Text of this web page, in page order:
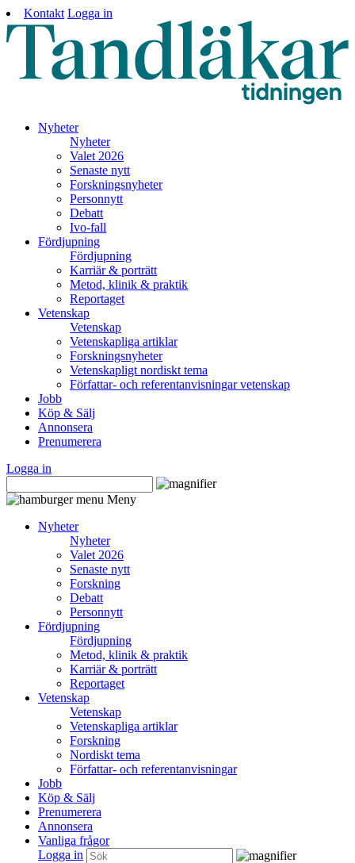
Kontakt Logga in
Nyheter
Nyheter
Valet 2026
Senaste nytt
Forskningsnyheter
Personnytt
Debatt
Ivo-fall
Fördjupning
Fördjupning
Karriär & porträtt
Metod, klinik & praktik
Reportaget
Vetenskap
Vetenskap
Vetenskapliga artiklar
Forskningsnyheter
Vetenskapligt nordiskt tema
Författar- och referentanvisningar vetenskap
Jobb
Köp & Sälj
Annonsera
Prenumerera
Logga in
Meny
Nyheter
Nyheter
Valet 2026
Senaste nytt
Forskning
Debatt
Personnytt
Fördjupning
Fördjupning
Metod, klinik & praktik
Karriär & porträtt
Reportaget
Vetenskap
Vetenskap
Vetenskapliga artiklar
Forskning
Nordiskt tema
Författar- och referentanvisningar
Jobb
Köp & Sälj
Prenumerera
Annonsera
Vanliga frågor
Logga in